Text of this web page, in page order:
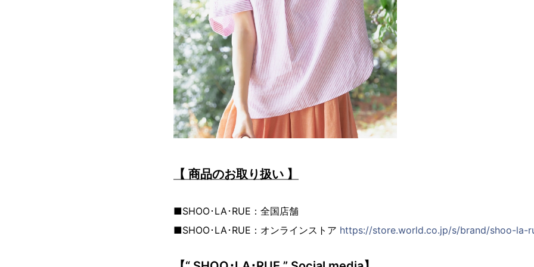
【 商品のお取り扱い 】
■SHOO･LA･RUE：全国店舗
■SHOO･LA･RUE：オンラインストア https://store.world.co.jp/s/brand/shoo-la-